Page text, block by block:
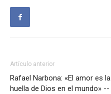
Artículo anterior
Rafael Narbona: «El amor es la
huella de Dios en el mundo» --